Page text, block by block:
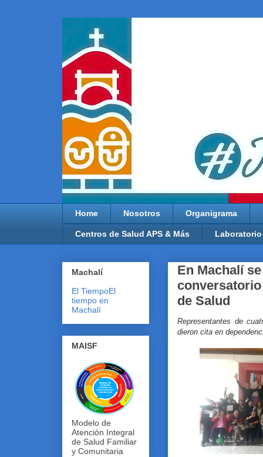
Home Nosotros Organigrama
Centros de Salud APS & Más Laboratorio
En Machalí
de Salud
Representantes de
dieron cita en
Machalí
El TiempoEl
tiempo en
Machalí
MAISF
Modelo de
Atención Integral
de Salud Familiar
y Comunitaria